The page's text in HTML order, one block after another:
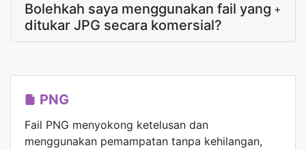
Bolehkah saya menggunakan fail yang
ditukar JPG secara komersial?
+
PNG
Fail PNG menyokong ketelusan dan
menggunakan pemampatan tanpa kehilangan,